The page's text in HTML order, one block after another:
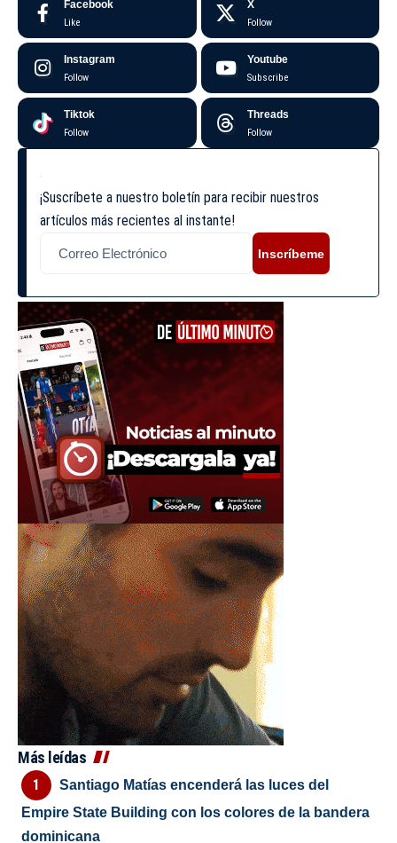
Facebook
Like
X
Follow
Instagram
Follow
Youtube
Subscribe
Tiktok
Follow
Threads
Follow
¡Suscríbete a nuestro boletín para recibir nuestros
artículos más recientes al instante!
Inscríbeme
Más leídas
Santiago Matías encenderá las luces del
Empire State Building con los colores de la bandera
dominicana